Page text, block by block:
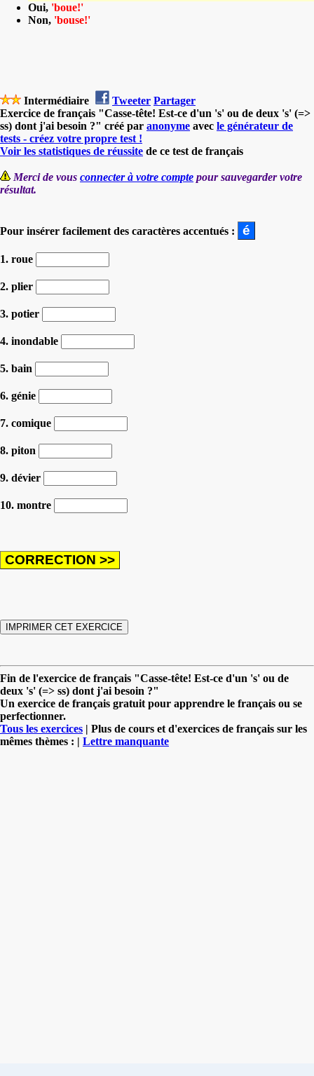
Oui, 'boue!'
Non, 'bouse!'
Intermédiaire Tweeter Partager
Exercice de français "Casse-tête! Est-ce d'un 's' ou de deux 's' (=>
ss) dont j'ai besoin ?" créé par anonyme avec le générateur de
tests - créez votre propre test !
Voir les statistiques de réussite de ce test de français
Merci de vous connecter à votre compte pour sauvegarder votre
résultat.
Pour insérer facilement des caractères accentués :
1. roue
2. plier
3. potier
4. inondable
5. bain
6. génie
7. comique
8. piton
9. dévier
10. montre
Fin de l'exercice de français "Casse-tête! Est-ce d'un 's' ou de
deux 's' (=> ss) dont j'ai besoin ?"
Un exercice de français gratuit pour apprendre le français ou se
perfectionner.
Tous les exercices | Plus de cours et d'exercices de français sur les
mêmes thèmes : | Lettre manquante